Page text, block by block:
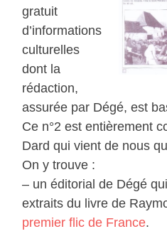
gratuit
d’informations
culturelles
dont la
rédaction,
assurée par Dégé, est
Ce n°2 est entièrement
Dard qui vient de nous
On y trouve :
– un éditorial de Dégé
extraits du livre de
premier flic de France.